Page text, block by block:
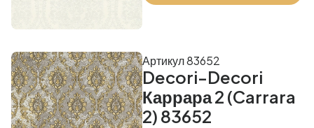
Decori-Decori
Каррара 2 (Carrara
2) 83652
Артикул 83652